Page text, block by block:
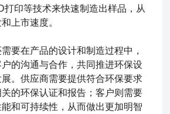
打印等技术来快速制造出样品，从
上市速度。
在产品的设计和制造过程中，
的沟通与合作，共同推进环保设
。供应商需要提供符合环保要求
的环保认证和报告；客户则需要
和可持续性，从而做出更加明智